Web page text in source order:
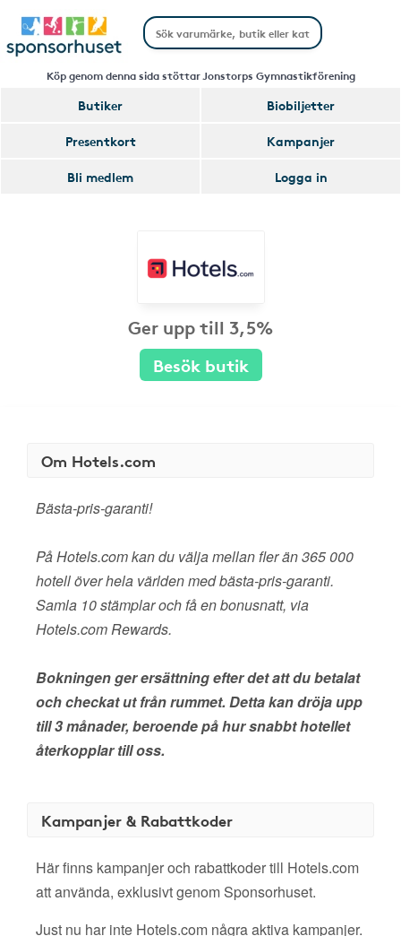
Köp genom denna sida stöttar Jonstorps Gymnastikförening
Butiker
Biobiljetter
Presentkort
Kampanjer
Bli medlem
Logga in
Ger upp till 3,5%
Besök butik
Om Hotels.com
Bästa-pris-garanti!
På Hotels.com kan du välja mellan fler än 365 000
hotell över hela världen med bästa-pris-garanti.
Samla 10 stämplar och få en bonusnatt, via
Hotels.com Rewards.
Bokningen ger ersättning efter det att du betalat
och checkat ut från rummet. Detta kan dröja upp
till 3 månader, beroende på hur snabbt hotellet
återkopplar till oss.
Kampanjer & Rabattkoder
Här finns kampanjer och rabattkoder till Hotels.com
att använda, exklusivt genom Sponsorhuset.
Just nu har inte Hotels.com några aktiva kampanjer.